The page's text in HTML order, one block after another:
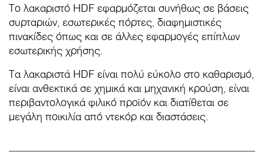
Το λακαριστό HDF εφαρμόζεται συνήθως σε βάσεις
συρταριών, εσωτερικές πόρτες, διαφημιστικές
πινακίδες όπως και σε άλλες εφαρμογές επίπλων
εσωτερικής χρήσης.
Τα λακαριστά HDF είναι πολύ εύκολο στο καθαρισμό,
είναι ανθεκτικά σε χημικά και μηχανική κρούση, είναι
περιβαντολογικά φιλικό προϊόν και διατίθεται σε
μεγάλη ποικιλία από ντεκόρ και διαστάσεις.